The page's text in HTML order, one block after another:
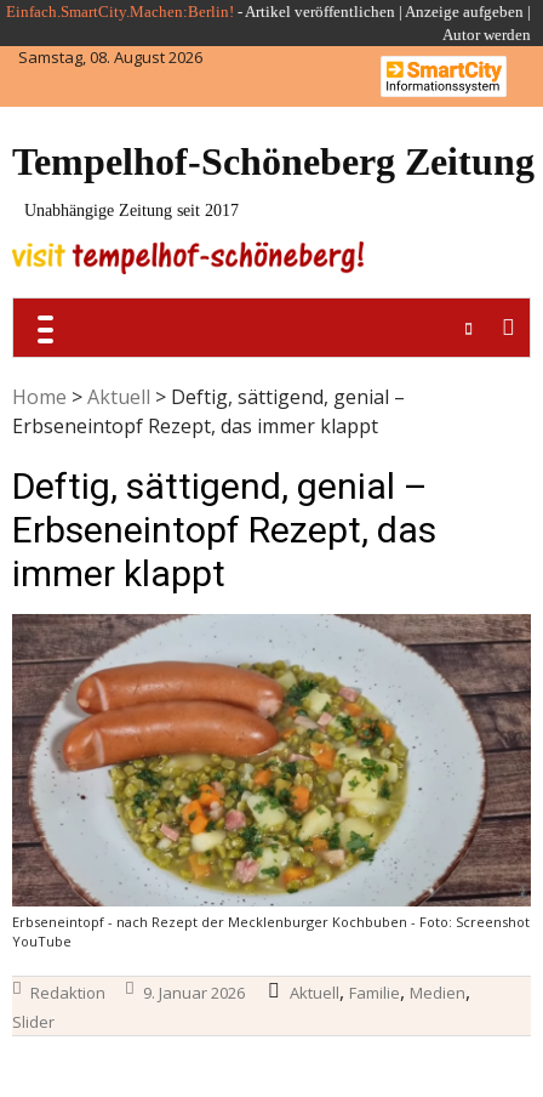
Skip
to
content
Einfach.SmartCity.Machen:Berlin! -Artikel veröffentlichen | Anzeige aufgeben |
Autor werden
Samstag, 08. August 2026
Tempelhof-Schöneberg Zeitung
Unabhängige Zeitung seit 2017
Home >Aktuell > Deftig, sättigend, genial –
Erbseneintopf Rezept, das immer klappt
Deftig, sättigend, genial –
Erbseneintopf Rezept, das
immer klappt
Erbseneintopf - nach Rezept der Mecklenburger Kochbuben - Foto: Screenshot
YouTube
Redaktion 9. Januar 2026 Aktuell, Familie, Medien,
Slider